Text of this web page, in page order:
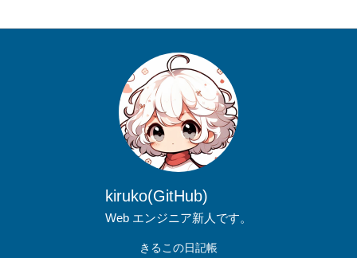
kiruko(GitHub)
Web エンジニア新人です。
きるこの日記帳